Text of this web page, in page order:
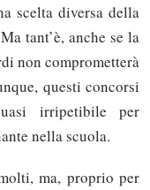
scelta diversa della
tant’è, anche se la
non comprometterà
questi concorsi
irripetibile per
nella scuola.
ma, proprio per